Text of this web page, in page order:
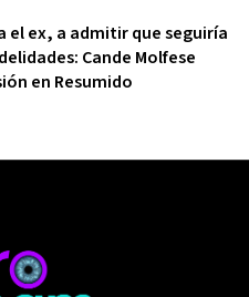
el ex, a admitir que seguiría
Cande Molfese
en Resumido